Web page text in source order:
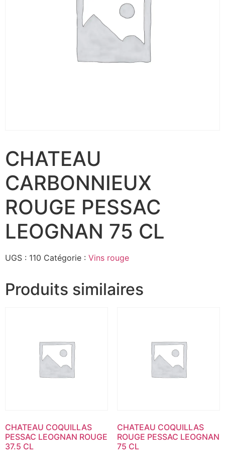
CHATEAU
CARBONNIEUX
ROUGE PESSAC
LEOGNAN 75 CL
UGS : 110 Catégorie : Vins rouge
Produits similaires
CHATEAU COQUILLAS
PESSAC LEOGNAN ROUGE
37.5 CL
CHATEAU COQUILLAS
ROUGE PESSAC LEOGNAN
75 CL